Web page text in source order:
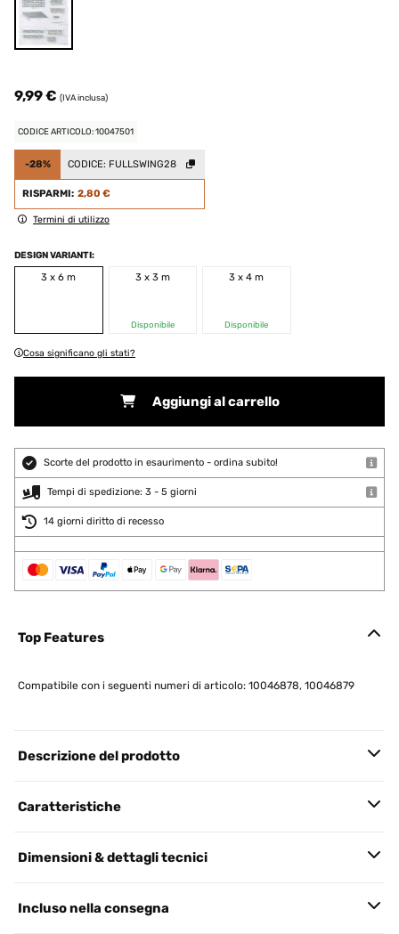
9,99 € (IVA inclusa)
CODICE ARTICOLO: 10047501
-28% CODICE: FULLSWING28
RISPARMI: 2,80 €
Termini di utilizzo
DESIGN VARIANTI:
3 x 6 m
3 x 3 m
Disponibile
3 x 4 m
Disponibile
Cosa significano gli stati?
Aggiungi al carrello
Scorte del prodotto in esaurimento - ordina subito!
Tempi di spedizione: 3 - 5 giorni
14 giorni diritto di recesso
Top Features
Compatibile con i seguenti numeri di articolo: 10046878, 10046879
Descrizione del prodotto
Caratteristiche
Dimensioni & dettagli tecnici
Incluso nella consegna